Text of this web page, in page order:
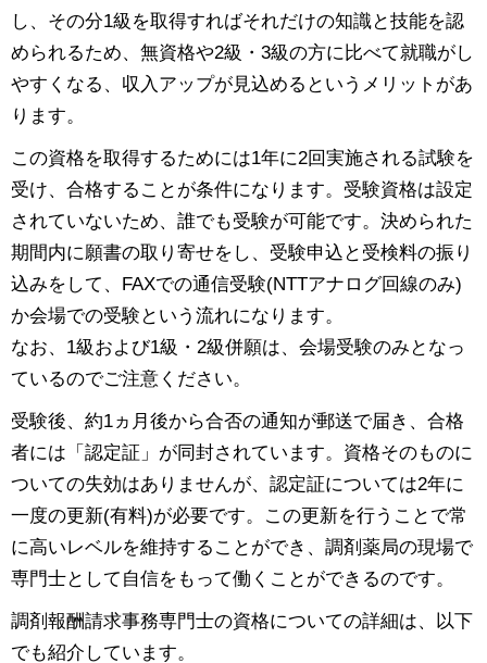
し、その分1級を取得すればそれだけの知識と技能を認
められるため、無資格や2級・3級の方に比べて就職がし
やすくなる、収入アップが見込めるというメリットがあ
ります。
この資格を取得するためには1年に2回実施される試験を
受け、合格することが条件になります。受験資格は設定
されていないため、誰でも受験が可能です。決められた
期間内に願書の取り寄せをし、受験申込と受検料の振り
込みをして、FAXでの通信受験(NTTアナログ回線のみ)
か会場での受験という流れになります。
なお、1級および1級・2級併願は、会場受験のみとなっ
ているのでご注意ください。
受験後、約1ヵ月後から合否の通知が郵送で届き、合格
者には「認定証」が同封されています。資格そのものに
ついての失効はありませんが、認定証については2年に
一度の更新(有料)が必要です。この更新を行うことで常
に高いレベルを維持することができ、調剤薬局の現場で
専門士として自信をもって働くことができるのです。
調剤報酬請求事務専門士の資格についての詳細は、以下
でも紹介しています。